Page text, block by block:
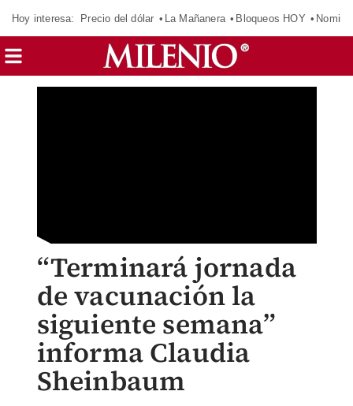
Hoy interesa: Precio del dólar La Mañanera Bloqueos HOY
“Terminará jornada
de vacunación la
siguiente semana”
informa Claudia
Sheinbaum